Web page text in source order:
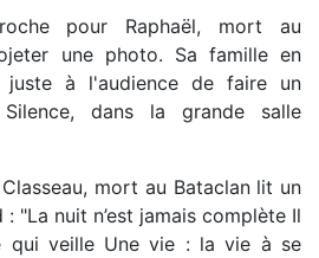
pour Raphaël, mort au
une photo. Sa famille en
juste à l'audience de faire un
dans la grande salle
mort au Bataclan lit un
"La nuit n’est jamais complète Il
qui veille Une vie : la vie à se